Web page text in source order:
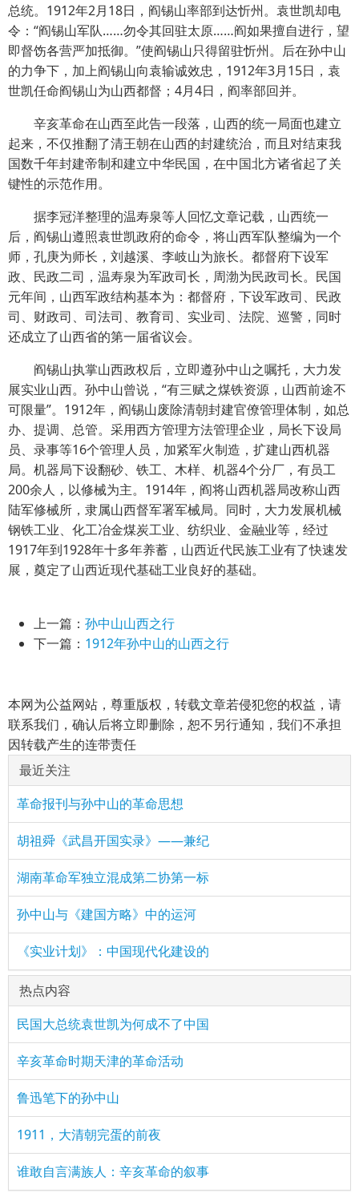
总统。1912年2月18日，阎锡山率部到达忻州。袁世凯却电
令：“阎锡山军队……勿令其回驻太原……阎如果擅自进行，望
即督饬各营严加抵御。”使阎锡山只得留驻忻州。后在孙中山
的力争下，加上阎锡山向袁输诚效忠，1912年3月15日，袁
世凯任命阎锡山为山西都督；4月4日，阎率部回并。
辛亥革命在山西至此告一段落，山西的统一局面也建立
起来，不仅推翻了清王朝在山西的封建统治，而且对结束我
国数千年封建帝制和建立中华民国，在中国北方诸省起了关
键性的示范作用。
据李冠洋整理的温寿泉等人回忆文章记载，山西统一
后，阎锡山遵照袁世凯政府的命令，将山西军队整编为一个
师，孔庚为师长，刘越溪、李岐山为旅长。都督府下设军
政、民政二司，温寿泉为军政司长，周渤为民政司长。民国
元年间，山西军政结构基本为：都督府，下设军政司、民政
司、财政司、司法司、教育司、实业司、法院、巡警，同时
还成立了山西省的第一届省议会。
阎锡山执掌山西政权后，立即遵孙中山之嘱托，大力发
展实业山西。孙中山曾说，“有三赋之煤铁资源，山西前途不
可限量”。1912年，阎锡山废除清朝封建官僚管理体制，如总
办、提调、总管。采用西方管理方法管理企业，局长下设局
员、录事等16个管理人员，加紧军火制造，扩建山西机器
局。机器局下设翻砂、铁工、木样、机器4个分厂，有员工
200余人，以修械为主。1914年，阎将山西机器局改称山西
陆军修械所，隶属山西督军署军械局。同时，大力发展机械
钢铁工业、化工冶金煤炭工业、纺织业、金融业等，经过
1917年到1928年十多年养蓄，山西近代民族工业有了快速发
展，奠定了山西近现代基础工业良好的基础。
上一篇： 孙中山山西之行
下一篇： 1912年孙中山的山西之行
本网为公益网站，尊重版权，转载文章若侵犯您的权益，请
联系我们，确认后将立即删除，恕不另行通知，我们不承担
因转载产生的连带责任
最近关注
革命报刊与孙中山的革命思想
胡祖舜《武昌开国实录》——兼纪
湖南革命军独立混成第二协第一标
孙中山与《建国方略》中的运河
《实业计划》：中国现代化建设的
热点内容
民国大总统袁世凯为何成不了中国
辛亥革命时期天津的革命活动
鲁迅笔下的孙中山
1911，大清朝完蛋的前夜
谁敢自言满族人：辛亥革命的叙事